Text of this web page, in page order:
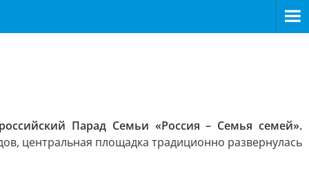
Парад Семьи «Россия – Семья семей».
центральная площадка традиционно развернулась